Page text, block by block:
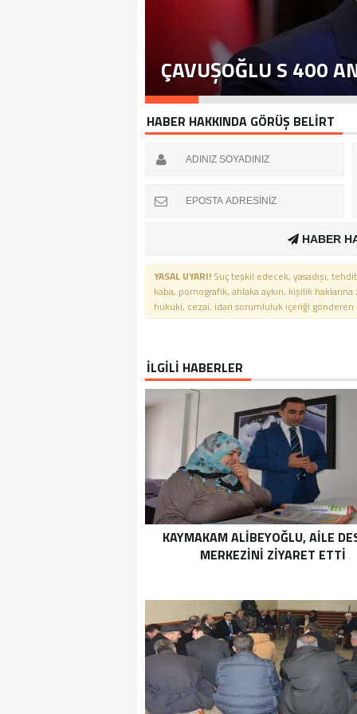
ÇAVUŞOĞLU S 400
HABER HAKKINDA GÖRÜŞ BELİRT
HABER
YASAL UYARI! Suç teşkil edecek, yasadışı,
kaba, pornografik, ahlaka aykırı, kişilik
hukuki, cezai, idari sorumluluk içeriği
İLGİLİ HABERLER
KAYMAKAM ALIBEYOĞLU, AILE
MERKEZINI ZIYARET ETTI